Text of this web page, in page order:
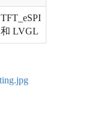
TFT_eSPI
和 LVGL